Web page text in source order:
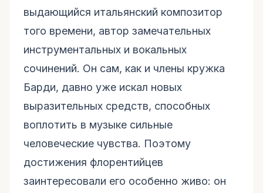
выдающийся итальянский композитор
того времени, автор замечательных
инструментальных и вокальных
сочинений. Он сам, как и члены кружка
Барди, давно уже искал новых
выразительных средств, способных
воплотить в музыке сильные
человеческие чувства. Поэтому
достижения флорентийцев
заинтересовали его особенно живо: он